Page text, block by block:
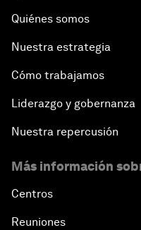
Quiénes somos
Nuestra estrategia
Cómo trabajamos
Liderazgo y gobernanza
Nuestra repercusión
Más información
Centros
Reuniones